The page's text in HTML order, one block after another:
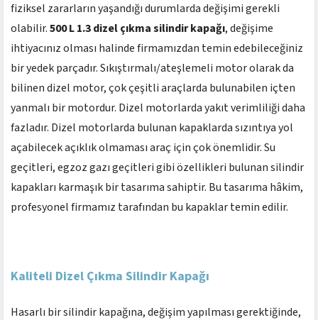
fiziksel zararların yaşandığı durumlarda değişimi gerekli
olabilir.500 L 1.3 dizel çıkma silindir kapağı, değişime
ihtiyacınız olması halinde firmamızdan temin edebileceğiniz
bir yedek parçadır. Sıkıştırmalı/ateşlemeli motor olarak da
bilinen dizel motor, çok çeşitli araçlarda bulunabilen içten
yanmalı bir motordur. Dizel motorlarda yakıt verimliliği daha
fazladır. Dizel motorlarda bulunan kapaklarda sızıntıya yol
açabilecek açıklık olmaması araç için çok önemlidir. Su
geçitleri, egzoz gazı geçitleri gibi özellikleri bulunan silindir
kapakları karmaşık bir tasarıma sahiptir. Bu tasarıma hâkim,
profesyonel firmamız tarafından bu kapaklar temin edilir.
Kaliteli Dizel Çıkma Silindir Kapağı
Hasarlı bir silindir kapağına, değişim yapılması gerektiğinde,